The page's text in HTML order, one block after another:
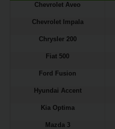
Chevrolet Aveo
Chevrolet Impala
Chrysler 200
Fiat 500
Ford Fusion
Hyundai Accent
Kia Optima
Mazda 3